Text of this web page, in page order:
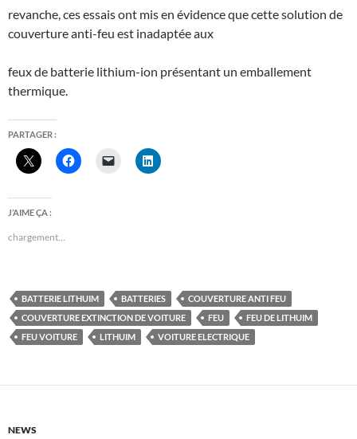
revanche, ces essais ont mis en évidence que cette solution de
couverture anti-feu est inadaptée aux
feux de batterie lithium-ion présentant un emballement
thermique.
PARTAGER :
J’AIME ÇA :
chargement…
BATTERIE LITHUIM BATTERIES
COUVERTURE ANTI FEU
COUVERTURE EXTINCTION DE VOITURE
FEU
FEU DE LITHUIM
FEU VOITURE
LITHUIM VOITURE ELECTRIQUE
NEWS